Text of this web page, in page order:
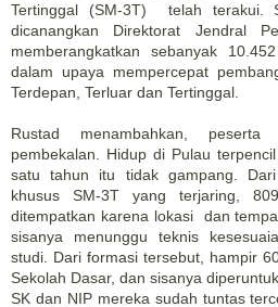
Tertinggal (SM-3T) telah terakui.
dicanangkan Direktorat Jendral
memberangkatkan sebanyak
dalam upaya mempercepat
Terdepan, Terluar dan Tertinggal.
Rustad menambahkan,
pembekalan. Hidup di Pulau
satu tahun itu tidak gampang.
khusus SM-3T yang terjaring,
ditempatkan karena lokasi dan
sisanya menunggu teknis
studi. Dari formasi tersebut, hampir
Sekolah Dasar, dan sisanya
SK dan NIP mereka sudah tuntas